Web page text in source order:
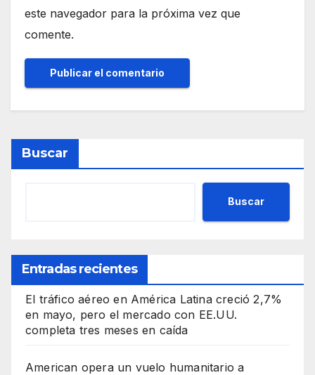
este navegador para la próxima vez que
comente.
Buscar
Buscar
Entradas recientes
El tráfico aéreo en América Latina creció 2,7%
en mayo, pero el mercado con EE.UU.
completa tres meses en caída
American opera un vuelo humanitario a